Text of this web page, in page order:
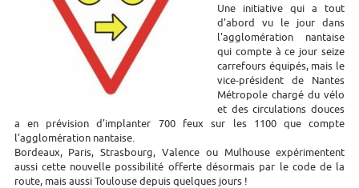
Une initiative qui a tout
d'abord vu le jour dans
l'agglomération nantaise
qui compte à ce jour seize
carrefours équipés, mais le
vice-président de Nantes
Métropole chargé du vélo
et des circulations douces
a en prévision d’implanter 700 feux sur les 1100 que compte
l’agglomération nantaise.
Bordeaux, Paris, Strasbourg, Valence ou Mulhouse expérimentent
aussi cette nouvelle possibilité offerte désormais par le code de la
route, mais aussi Toulouse depuis quelques jours !